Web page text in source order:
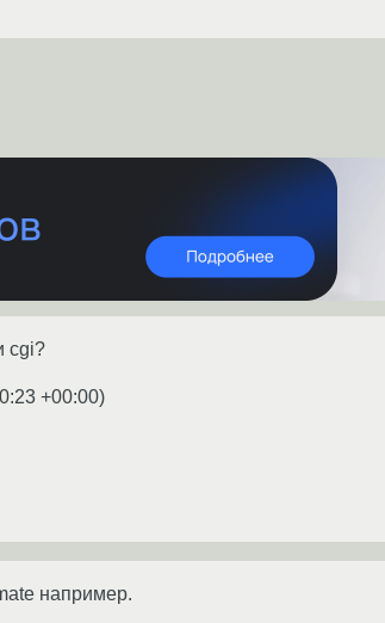
cgi?
+00:00)
например.